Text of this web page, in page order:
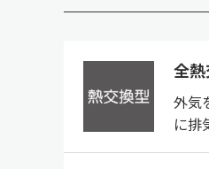
全
外気
に排